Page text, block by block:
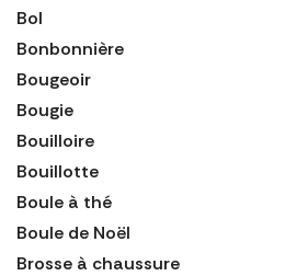
Bol
Bonbonnière
Bougeoir
Bougie
Bouilloire
Bouillotte
Boule à thé
Boule de Noël
Brosse à chaussure